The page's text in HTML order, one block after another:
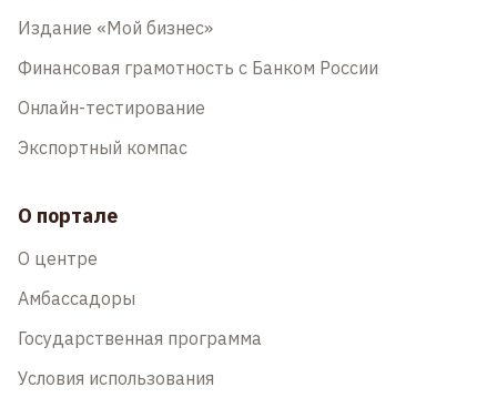
Издание «Мой бизнес»
Финансовая грамотность с Банком России
Онлайн-тестирование
Экспортный компас
О портале
О центре
Амбассадоры
Государственная программа
Условия использования